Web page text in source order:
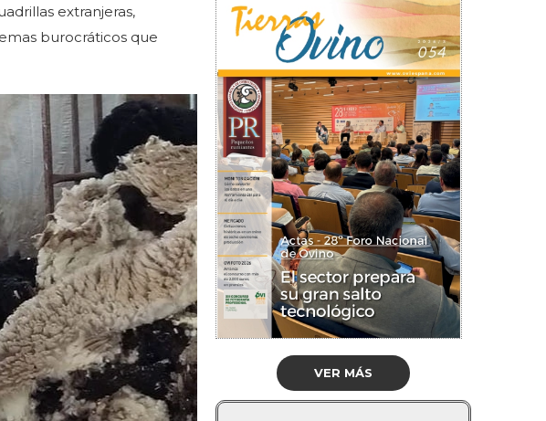
extranjeras,
burocráticos que
VER MÁS